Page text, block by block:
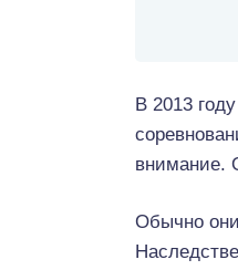
В 2013
внимание.
Обычно